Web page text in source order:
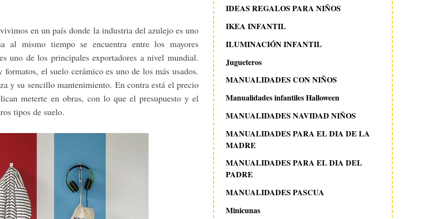
en un país donde la industria del azulejo es uno
al mismo tiempo se encuentra entre los mayores
uno de los principales exportadores a nivel mundial.
el suelo cerámico es uno de los más usados.
y su sencillo mantenimiento. En contra está el precio
meterte en obras, con lo que el presupuesto y el
tipos de suelo.
IDEAS REGALOS PARA NIÑOS
IKEA INFANTIL
ILUMINACIÓN INFANTIL
Jugueteros
MANUALIDADES CON NIÑOS
Manualidades infantiles Halloween
MANUALIDADES NAVIDAD NIÑOS
MANUALIDADES PARA EL DIA DE LA
MADRE
MANUALIDADES PARA EL DIA DEL
PADRE
MANUALIDADES PASCUA
Minicunas